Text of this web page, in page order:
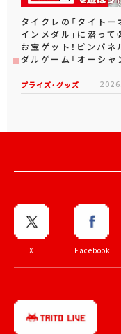
タイクレの「タイトー
インメダル」に潜って
お宝ゲット！ピンパネ
ダルゲーム「オーシャ
プライズ・グッズ
X Facebook